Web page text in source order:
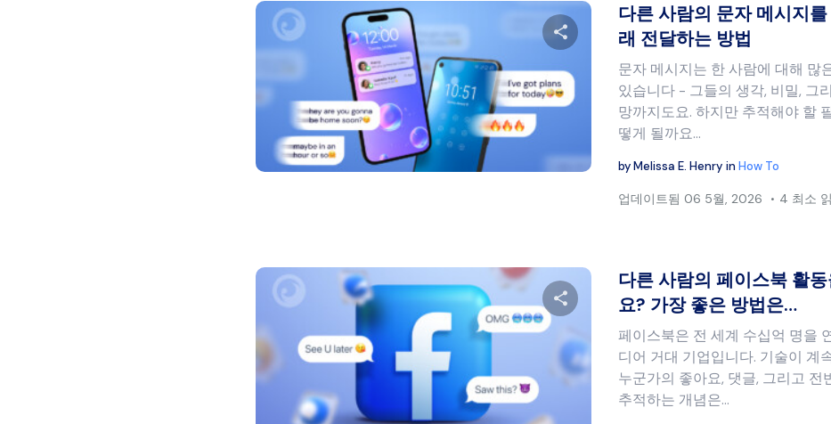
이 글을 공유하세요
트위터
다른 사람의 문자 메시지
래 전달하는 방법
문자 메시지는 한 사람에 대해 많
있습니다 - 그들의 생각, 비밀, 그
망까지도요. 하지만 추적해야 할
떻게 될까요…
byMelissa E. Henry inHow To
업데이트됨 06 5월, 2026 4 최소
이 글을 공유하세요
다른 사람의 페이스북 활
요? 가장 좋은 방법은…
페이스북은 전 세계 수십억 명을
디어 거대 기업입니다. 기술이 계
누군가의 좋아요, 댓글, 그리고 전
추적하는 개념은…